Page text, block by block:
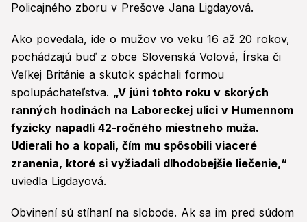
Policajného zboru v Prešove Jana Ligdayová.
Ako povedala, ide o mužov vo veku 16 až 20 rokov,
pochádzajú buď z obce Slovenská Volová, Írska či
Veľkej Británie a skutok spáchali formou
spolupáchateľstva. „V júni tohto roku v skorých
ranných hodinách na Laboreckej ulici v Humennom
fyzicky napadli 42-ročného miestneho muža.
Udierali ho a kopali, čím mu spôsobili viaceré
zranenia, ktoré si vyžiadali dlhodobejšie liečenie,“
uviedla Ligdayová.
Obvinení sú stíhaní na slobode. Ak sa im pred súdom